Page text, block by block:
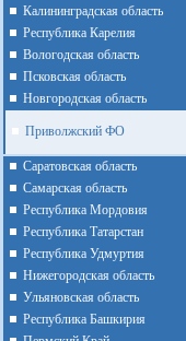
Калининградская область
Республика Карелия
Вологодская область
Псковская область
Новгородская область
Приволжский ФО
Cаратовская область
Cамарская область
Республика Мордовия
Республика Татарстан
Республика Удмуртия
Нижегородская область
Ульяновская область
Республика Башкирия